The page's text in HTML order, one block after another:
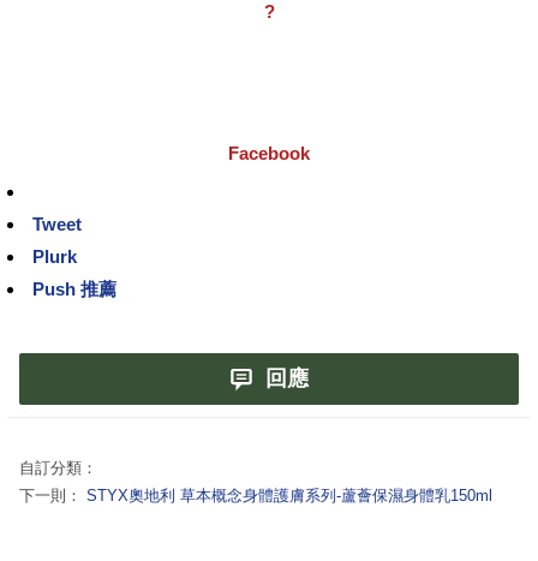
?
Facebook
Tweet
Plurk
Push 推薦
回應
自訂分類：
下一則： STYX奧地利 草本概念身體護膚系列-蘆薈保濕身體乳150ml